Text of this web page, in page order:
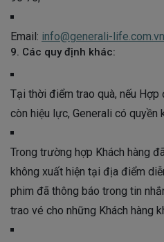
Email: info@generali-life.com.vn
9. Các quy định khác:
Tại thời điểm trao quà, nếu Hợp
còn hiệu lực, Generali có quyền
Trong trường hợp Khách hàng
không xuất hiện tại địa điểm
phim đã thông báo trong tin
trao vé cho những Khách hàng